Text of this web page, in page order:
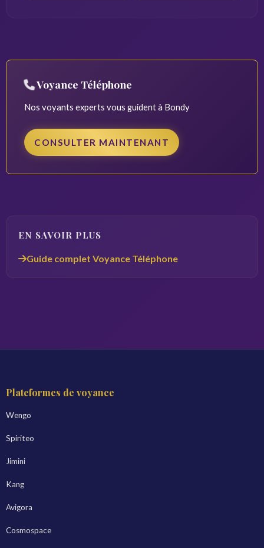
Voyance Téléphone
Nos voyants experts vous guident à Bondy
CONSULTER MAINTENANT
EN SAVOIR PLUS
Guide complet Voyance Téléphone
Plateformes de voyance
Wengo
Spiriteo
Jimini
Kang
Avigora
Cosmospace